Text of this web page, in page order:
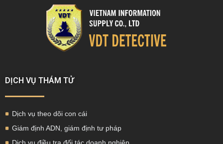
DỊCH VỤ THÁM TỬ
Dịch vụ theo dõi con cái
Giám định ADN, giám định tư pháp